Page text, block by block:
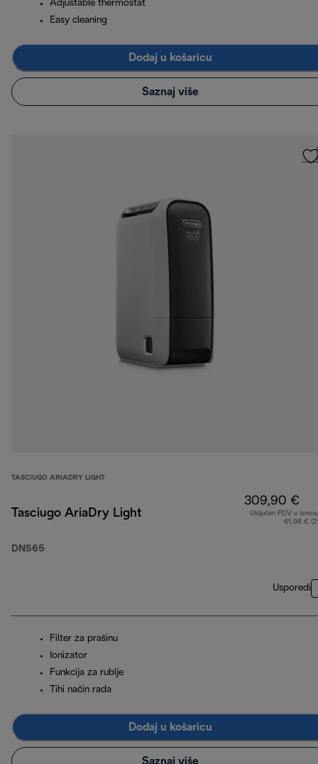
Adjustable thermostat
Easy cleaning
Dodaj u košaricu
Saznaj više
TASCIUGO ARIADRY LIGHT
Tasciugo AriaDry Light
DNS65
309,90 €
Uključen PDV u
61,98 €
Usporedi
Filter za prašinu
Ionizator
Funkcija za rublje
Tihi način rada
Dodaj u košaricu
Saznaj više